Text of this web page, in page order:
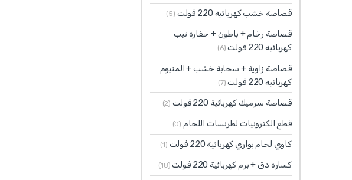
قصاصة خشب كهربائية 220 فولت (5)
قصاصة رخام + باطون + حفارة تيب
كهربائية 220 فولت
(6)
قصاصة زاوية + سحابة خشب + المنيوم
كهربائية 220 فولت
(7)
قصاصة سرميك كهربائية 220 فولت (2)
قطع الكترونيات لطرنسات اللحام (0)
كاوي لحام بواري كهربائية 220 فولت (1)
كسارة دق + برم كهربائية 220 فولت (18)